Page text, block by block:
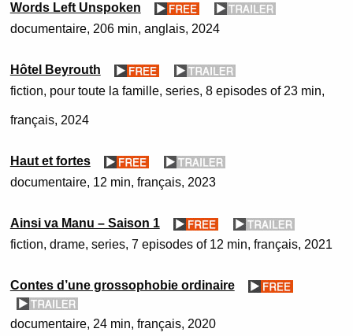
Words Left Unspoken
documentaire 206 min anglais 2024
Hôtel Beyrouth
fiction pour toute la famille series 8 episodes of 23 min
français 2024
Haut et fortes
documentaire 12 min français 2023
Ainsi va Manu – Saison 1
fiction drame series 7 episodes of 12 min français 2021
Contes d’une grossophobie ordinaire
documentaire 24 min français 2020